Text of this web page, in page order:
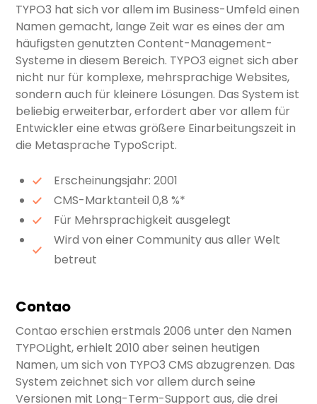
TYPO3 hat sich vor allem im Business-Umfeld einen
Namen gemacht, lange Zeit war es eines der am
häufigsten genutzten Content-Management-
Systeme in diesem Bereich. TYPO3 eignet sich aber
nicht nur für komplexe, mehrsprachige Websites,
sondern auch für kleinere Lösungen. Das System ist
beliebig erweiterbar, erfordert aber vor allem für
Entwickler eine etwas größere Einarbeitungszeit in
die Metasprache TypoScript.
Erscheinungsjahr: 2001
CMS-Marktanteil 0,8 %*
Für Mehrsprachigkeit ausgelegt
Wird von einer Community aus aller Welt
betreut
Contao
Contao erschien erstmals 2006 unter den Namen
TYPOLight, erhielt 2010 aber seinen heutigen
Namen, um sich von TYPO3 CMS abzugrenzen. Das
System zeichnet sich vor allem durch seine
Versionen mit Long-Term-Support aus, die drei